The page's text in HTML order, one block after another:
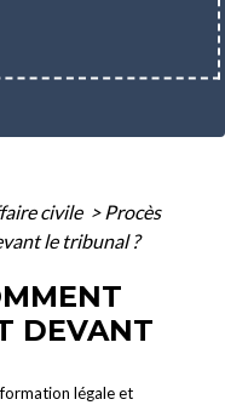
civile > Procès
le tribunal ?
DEVANT
légale et